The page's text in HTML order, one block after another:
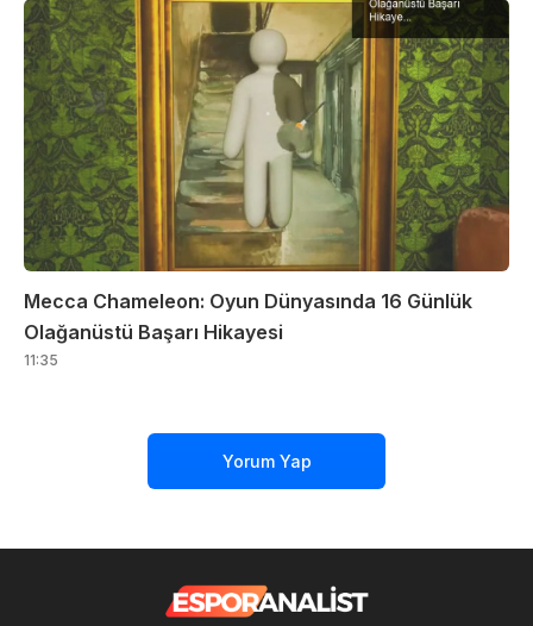
Mecca Chameleon: Oyun Dünyasında 16 Günlük
Olağanüstü Başarı Hikayesi
11:35
Yorum Yap